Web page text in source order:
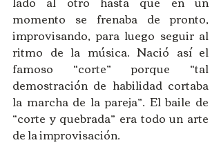
momento se frenaba de pronto,
improvisando, para luego seguir al
ritmo de la música. Nació así el
famoso “corte” porque “tal
demostración de habilidad cortaba
la marcha de la pareja”. El baile de
“corte y quebrada” era todo un arte
de la improvisación.